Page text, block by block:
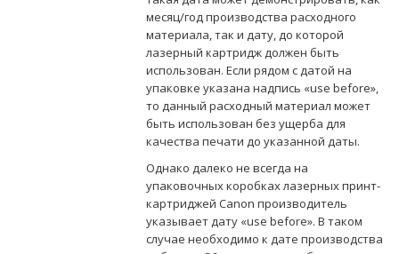
месяц/год производства расходного
материала, так и дату, до которой
лазерный картридж должен быть
использован. Если рядом с датой на
упаковке указана надпись «use before»,
то данный расходный материал может
быть использован без ущерба для
качества печати до указанной даты.
Однако далеко не всегда на
упаковочных коробках лазерных принт-
картриджей Canon производитель
указывает дату «use before». В таком
случае необходимо к дате производства